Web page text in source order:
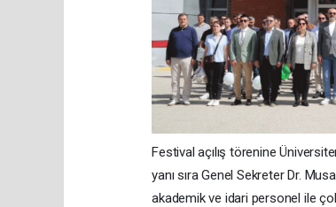
Festival açılış törenine
yanı sıra Genel Sekreter Dr.
akademik ve idari personel ile